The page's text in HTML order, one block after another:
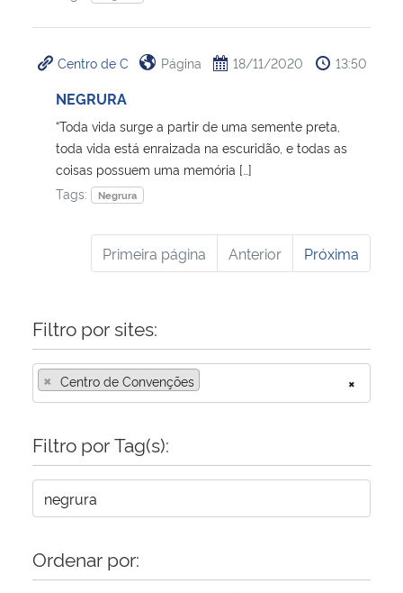
Centro de C Página 18/11/2020 13:50
NEGRURA
“Toda vida surge a partir de uma semente preta,
toda vida está enraizada na escuridão, e todas as
coisas possuem uma memória […]
Tags:
Negrura
Primeira página Anterior Próxima
Filtro por sites:
×
× Centro de Convenções
Filtro por Tag(s):
Ordenar por: